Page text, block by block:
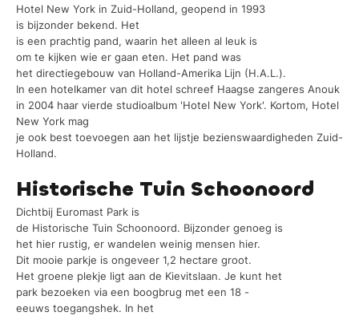
Hotel New York in Zuid-Holland, geopend in 1993
is bijzonder bekend. Het
is een prachtig pand, waarin het alleen al leuk is
om te kijken wie er gaan eten. Het pand was
het directiegebouw van Holland-Amerika Lijn (H.A.L.).
In een hotelkamer van dit hotel schreef Haagse zangeres Anouk
in 2004 haar vierde studioalbum 'Hotel New York'. Kortom, Hotel
New York mag
je ook best toevoegen aan het lijstje bezienswaardigheden Zuid-
Holland.
Historische Tuin Schoonoord
Dichtbij Euromast Park is
de Historische Tuin Schoonoord. Bijzonder genoeg is
het hier rustig, er wandelen weinig mensen hier.
Dit mooie parkje is ongeveer 1,2 hectare groot.
Het groene plekje ligt aan de Kievitslaan. Je kunt het
park bezoeken via een boogbrug met een 18 -
eeuws toegangshek. In het